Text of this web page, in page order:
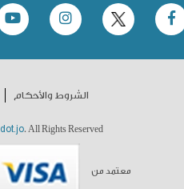
الشروط والأحكام
dot.jo. All Rights Reserved
معتمد من